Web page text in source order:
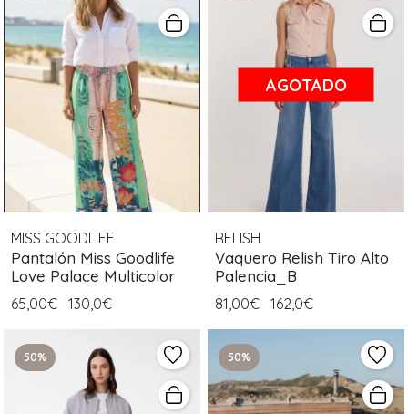
MISS GOODLIFE
Pantalón Miss Goodlife
Love Palace Multicolor
65,00€ 130,0€
AGOTADO
RELISH
Vaquero Relish Tiro Alto
Palencia_B
81,00€ 162,0€
50% 50%